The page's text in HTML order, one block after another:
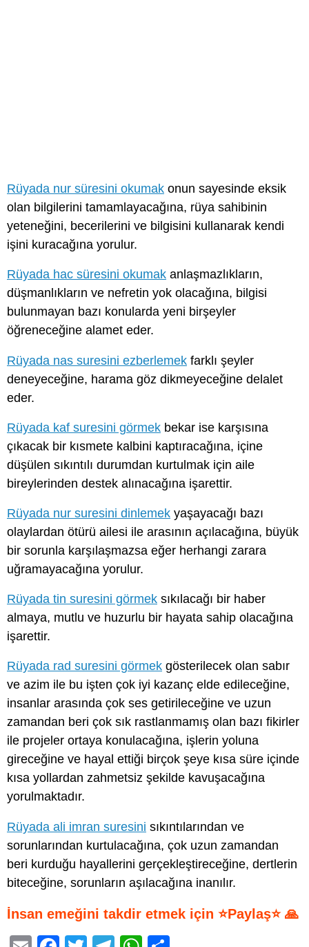
Rüyada nur süresini okumak onun sayesinde eksik
olan bilgilerini tamamlayacağına, rüya sahibinin
yeteneğini, becerilerini ve bilgisini kullanarak kendi
işini kuracağına yorulur.
Rüyada hac süresini okumak anlaşmazlıkların,
düşmanlıkların ve nefretin yok olacağına, bilgisi
bulunmayan bazı konularda yeni birşeyler
öğreneceğine alamet eder.
Rüyada nas suresini ezberlemek farklı şeyler
deneyeceğine, harama göz dikmeyeceğine delalet
eder.
Rüyada kaf suresini görmek bekar ise karşısına
çıkacak bir kısmete kalbini kaptıracağına, içine
düşülen sıkıntılı durumdan kurtulmak için aile
bireylerinden destek alınacağına işarettir.
Rüyada nur suresini dinlemek yaşayacağı bazı
olaylardan ötürü ailesi ile arasının açılacağına, büyük
bir sorunla karşılaşmazsa eğer herhangi zarara
uğramayacağına yorulur.
Rüyada tin suresini görmek sıkılacağı bir haber
almaya, mutlu ve huzurlu bir hayata sahip olacağına
işarettir.
Rüyada rad suresini görmek gösterilecek olan sabır
ve azim ile bu işten çok iyi kazanç elde edileceğine,
insanlar arasında çok ses getirileceğine ve uzun
zamandan beri çok sık rastlanmamış olan bazı fikirler
ile projeler ortaya konulacağına, işlerin yoluna
gireceğine ve hayal ettiği birçok şeye kısa süre içinde
kısa yollardan zahmetsiz şekilde kavuşacağına
yorulmaktadır.
Rüyada ali imran suresini sıkıntılarından ve
sorunlarından kurtulacağına, çok uzun zamandan
beri kurduğu hayallerini gerçekleştireceğine, dertlerin
biteceğine, sorunların aşılacağına inanılır.
İnsan emeğini takdir etmek için ⭐Paylaş⭐ 🙏